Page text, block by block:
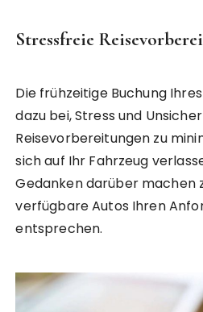
Stressfreie
Die frühzeitige Buchung
dazu bei, Stress und
Reisevorbereitungen zu
sich auf Ihr Fahrzeug
Gedanken darüber machen
verfügbare Autos Ihren
entsprechen.